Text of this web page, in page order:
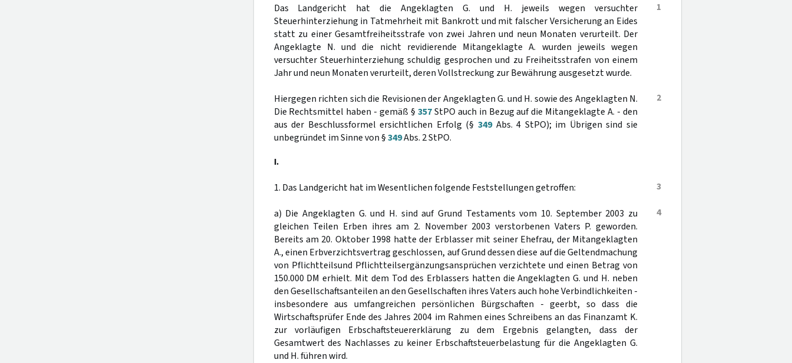
1
Das Landgericht hat die Angeklagten G. und H. jeweils wegen versuchter
Steuerhinterziehung in Tatmehrheit mit Bankrott und mit falscher Versicherung an Eides
statt zu einer Gesamtfreiheitsstrafe von zwei Jahren und neun Monaten verurteilt. Der
Angeklagte N. und die nicht revidierende Mitangeklagte A. wurden jeweils wegen
versuchter Steuerhinterziehung schuldig gesprochen und zu Freiheitsstrafen von einem
Jahr und neun Monaten verurteilt, deren Vollstreckung zur Bewährung ausgesetzt wurde.
2
Hiergegen richten sich die Revisionen der Angeklagten G. und H. sowie des Angeklagten N.
Die Rechtsmittel haben - gemäß § 357StPO auch in Bezug auf die Mitangeklagte A. - den
aus der Beschlussformel ersichtlichen Erfolg (§ 349Abs. 4 StPO); im Übrigen sind sie
unbegründet im Sinne von §349Abs. 2 StPO.
I.
3
1. Das Landgericht hat im Wesentlichen folgende Feststellungen getroffen:
4
a) Die Angeklagten G. und H. sind auf Grund Testaments vom 10. September 2003 zu
gleichen Teilen Erben ihres am 2. November 2003 verstorbenen Vaters P. geworden.
Bereits am 20. Oktober 1998 hatte der Erblasser mit seiner Ehefrau, der Mitangeklagten
A., einen Erbverzichtsvertrag geschlossen, auf Grund dessen diese auf die Geltendmachung
von Pflichtteilsund Pflichtteilsergänzungsansprüchen verzichtete und einen Betrag von
150.000 DM erhielt. Mit dem Tod des Erblassers hatten die Angeklagten G. und H. neben
den Gesellschaftsanteilen an den Gesellschaften ihres Vaters auch hohe Verbindlichkeiten -
insbesondere aus umfangreichen persönlichen Bürgschaften - geerbt, so dass die
Wirtschaftsprüfer Ende des Jahres 2004 im Rahmen eines Schreibens an das Finanzamt K.
zur vorläufigen Erbschaftsteuererklärung zu dem Ergebnis gelangten, dass der
Gesamtwert des Nachlasses zu keiner Erbschaftsteuerbelastung für die Angeklagten G.
und H. führen wird.